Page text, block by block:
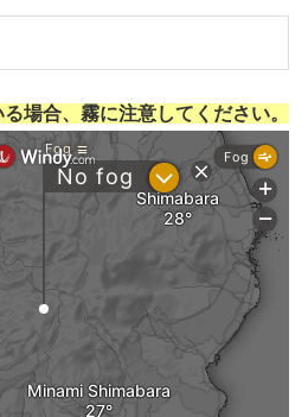
場合、霧に注意してください。